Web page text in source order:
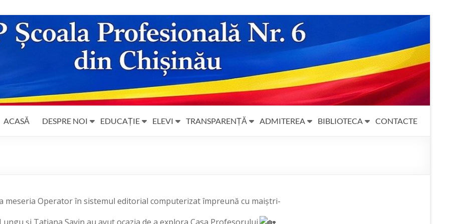
ACASĂ DESPRE NOI EDUCAȚIE ELEVI TRANSPARENȚĂ ADMITEREA BIBLIOTECA CONTACTE
meseria Operator în sistemul editorial computerizat împreună cu maiștri-